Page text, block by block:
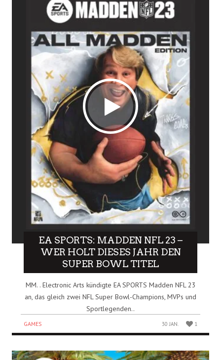
EA SPORTS: MADDEN NFL 23 –
WER HOLT DIESES JAHR DEN
SUPER BOWL TITEL
MM. . Electronic Arts kündigte EA SPORTS Madden NFL 23
an, das gleich zwei NFL Super Bowl-Champions, MVPs und
Sportlegenden..
GAMES 30 JAN. 1